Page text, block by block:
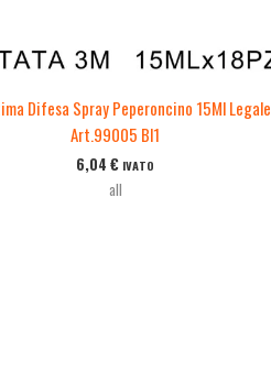
Difesa Spray Peperoncino 15Ml Legale
Art.99005 Bl1
6,04 € IVATO
all